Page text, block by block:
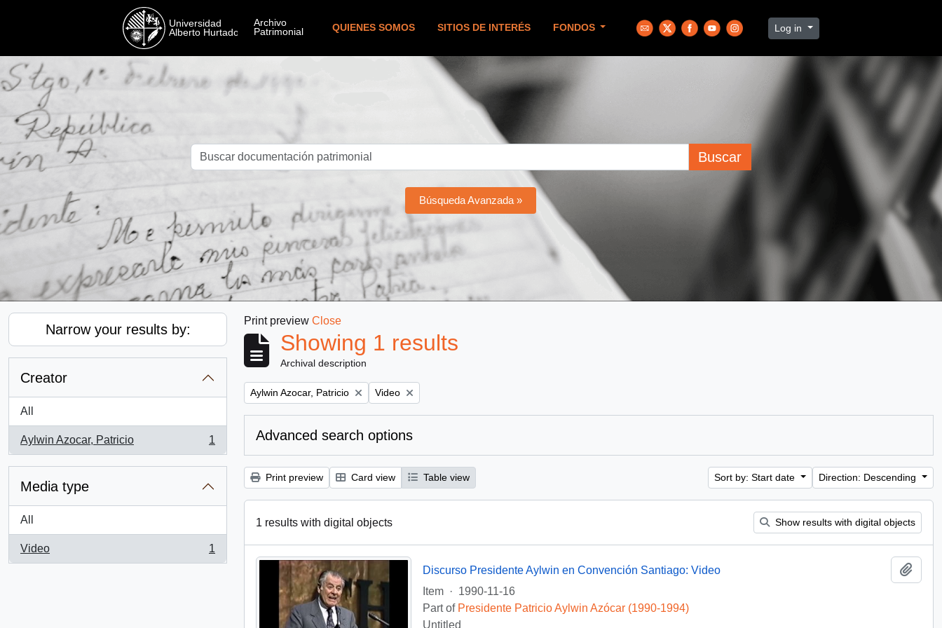
QUIENES SOMOS SITIOS DE INTERÉS FONDOS Log in
Buscar
Búsqueda Avanzada »
Narrow your results by:
Creator
All
Aylwin Azocar, Patricio
, 1 results
1
Media type
All
Video
, 1 results
1
Print preview Close
Showing 1 results
Archival description
Remove filter:
Aylwin Azocar, Patricio Remove filter:
Video
Advanced search options
Print preview Card view Table view Sort by: Start date Direction: Descending
1 results with digital objects Show results with digital objects
Discurso Presidente Aylwin en Convención Santiago: Video
Item
· 1990-11-16
Part of Presidente Patricio Aylwin Azócar (1990-1994)
Untitled